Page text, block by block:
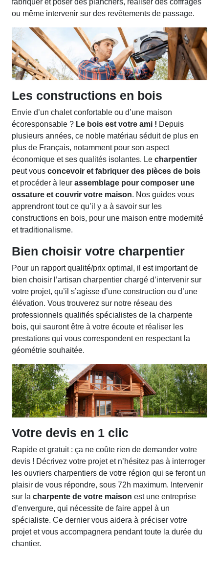
ou même intervenir sur des revêtements de passage.
Les constructions en bois
Envie d’un chalet confortable ou d’une maison
écoresponsable ? Le bois est votre ami ! Depuis
plusieurs années, ce noble matériau séduit de plus en
plus de Français, notamment pour son aspect
économique et ses qualités isolantes. Le charpentier
peut vous concevoir et fabriquer des pièces de bois
et procéder à leur assemblage pour composer une
ossature et couvrir votre maison. Nos guides vous
apprendront tout ce qu’il y a à savoir sur les
constructions en bois, pour une maison entre modernité
et traditionalisme.
Bien choisir votre charpentier
Pour un rapport qualité/prix optimal, il est important de
bien choisir l’artisan charpentier chargé d’intervenir sur
votre projet, qu’il s’agisse d’une construction ou d’une
élévation. Vous trouverez sur notre réseau des
professionnels qualifiés spécialistes de la charpente
bois, qui sauront être à votre écoute et réaliser les
prestations qui vous correspondent en respectant la
géométrie souhaitée.
Votre devis en 1 clic
Rapide et gratuit : ça ne coûte rien de demander votre
devis ! Décrivez votre projet et n’hésitez pas à interroger
les ouvriers charpentiers de votre région qui se feront un
plaisir de vous répondre, sous 72h maximum. Intervenir
sur la charpente de votre maison est une entreprise
d’envergure, qui nécessite de faire appel à un
spécialiste. Ce dernier vous aidera à préciser votre
projet et vous accompagnera pendant toute la durée du
chantier.